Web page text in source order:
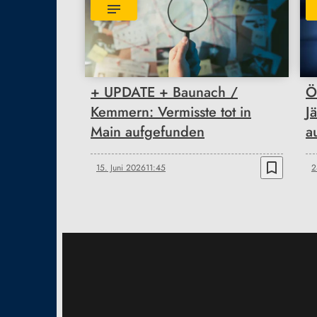
+ UPDATE + Baunach /
Kemmern: Vermisste tot in
Main aufgefunden
15. Juni 202611:45 bookmark_border